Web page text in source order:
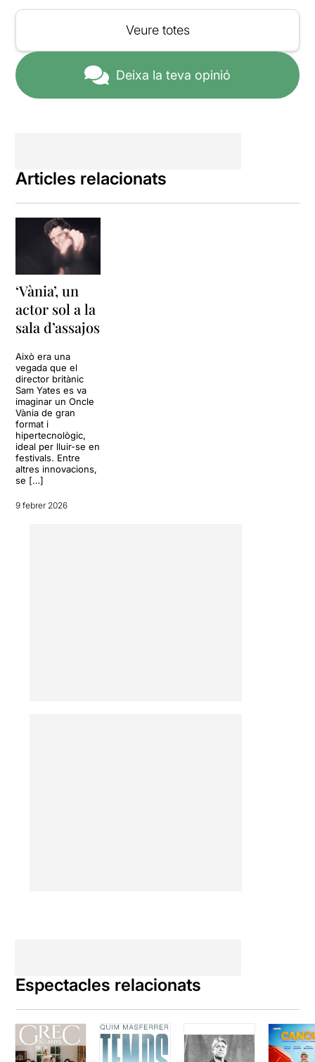
Veure totes
Deixa la teva opinió
Articles relacionats
‘Vània’, un
actor sol a la
sala d’assajos
Això era una
vegada que el
director britànic
Sam Yates es va
imaginar un Oncle
Vània de gran
format i
hipertecnològic,
ideal per lluir-se en
festivals. Entre
altres innovacions,
se […]
9 febrer 2026
Espectacles relacionats